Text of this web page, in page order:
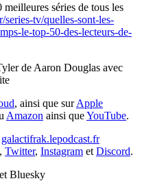
séries de tous les
tv/quelles-sont-les-
le-top-50-des-lecteurs-de-
de Aaron Douglas avec
, ainsi que surApple
Amazon ainsi queYouTube.
galactifrak.lepodcast.fr
, Twitter, Instagram et Discord.
Bluesky